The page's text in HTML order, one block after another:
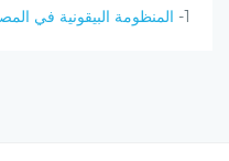
1- المنظومة البيقونية في